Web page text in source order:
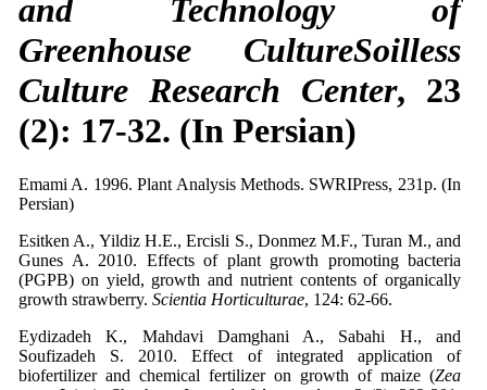
and Technology of
Greenhouse CultureSoilless
Culture Research Center, 23
(2): 17-32. (In Persian)
Emami A. 1996. Plant Analysis Methods. SWRIPress, 231p. (In
Persian)
Esitken A., Yildiz H.E., Ercisli S., Donmez M.F., Turan M., and
Gunes A. 2010. Effects of plant growth promoting bacteria
(PGPB) on yield, growth and nutrient contents of organically
growth strawberry. Scientia Horticulturae, 124: 62-66.
Eydizadeh K., Mahdavi Damghani A., Sabahi H., and
Soufizadeh S. 2010. Effect of integrated application of
biofertilizer and chemical fertilizer on growth of maize (Zea